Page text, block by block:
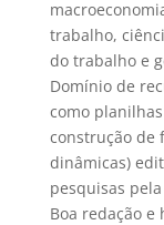
trabalho,
do trabalho e
Domínio de
como
construção de
dinâmicas)
pesquisas
Boa redação